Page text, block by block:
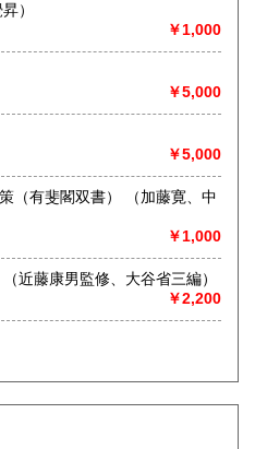
神覺昇）
￥1,000
￥5,000
￥5,000
書） （加藤寛、中
￥1,000
米の問題 生産・流通・消費 （近藤康男監修、大谷省三編）
￥2,200